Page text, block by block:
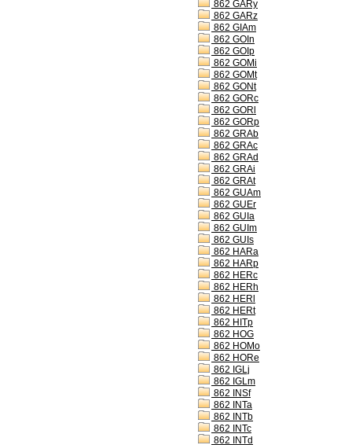
862 GARy
862 GARz
862 GIAm
862 GOIn
862 GOIp
862 GOMi
862 GOMt
862 GONt
862 GORc
862 GORl
862 GORp
862 GRAb
862 GRAc
862 GRAd
862 GRAi
862 GRAt
862 GUAm
862 GUEr
862 GUIa
862 GUIm
862 GUIs
862 HARa
862 HARp
862 HERc
862 HERh
862 HERl
862 HERt
862 HITp
862 HOG
862 HOMo
862 HORe
862 IGLj
862 IGLm
862 INSf
862 INTa
862 INTb
862 INTc
862 INTd